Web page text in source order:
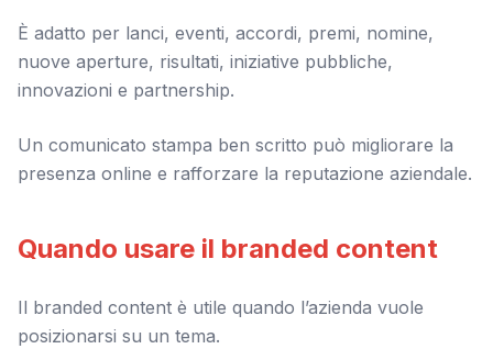
È adatto per lanci, eventi, accordi, premi, nomine,
nuove aperture, risultati, iniziative pubbliche,
innovazioni e partnership.
Un comunicato stampa ben scritto può migliorare la
presenza online e rafforzare la reputazione aziendale.
Quando usare il branded content
Il branded content è utile quando l’azienda vuole
posizionarsi su un tema.